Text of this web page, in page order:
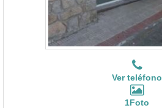
Ver teléfono
1Foto